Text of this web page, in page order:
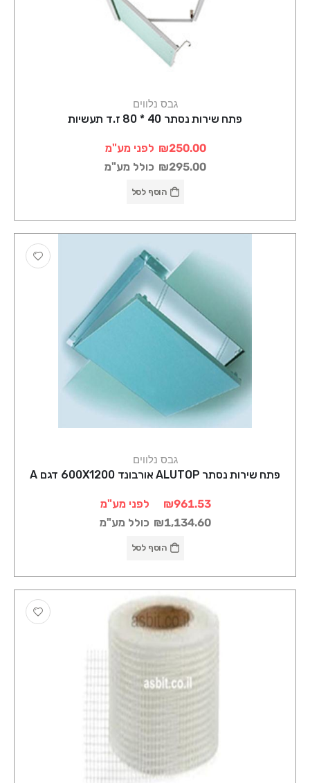
גבס נלווים
פתח שירות נסתר 40 * 80 ז.ד תעשיות
₪250.00 לפני מע"מ
₪295.00 כולל מע"מ
הוסף לסל
גבס נלווים
פתח שירות נסתר ALUTOP אורבונד 600X1200 דגם A
₪961.53
לפני מע"מ
₪1,134.60 כולל מע"מ
הוסף לסל